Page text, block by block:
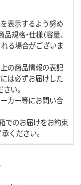
表示するよう努め
規格・仕様（容量、
れる場合がございま
の商品情報の表記
は必ずお届けした
い。
カー等にお問い合
でのお届けをお約束
ください。